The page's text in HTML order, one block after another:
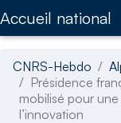
Accueil national
CNRS-Hebdo
Présidence
mobilisé pour
l’innovation